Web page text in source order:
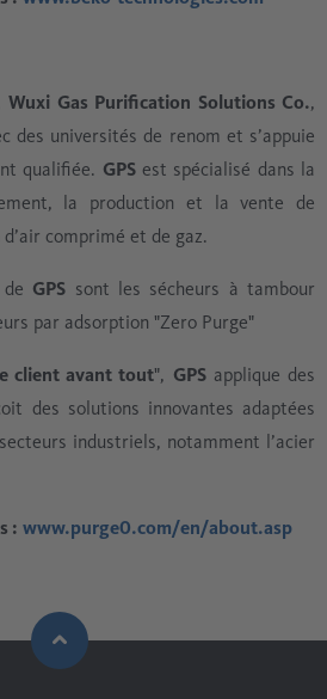
Wuxi Gas Purification Solutions Co.,
des universités de renom et s’appuie
qualifiée. GPSest spécialisé dans la
la production et la vente de
comprimé et de gaz.
GPS sont les sécheurs à tambour
par adsorption "Zero Purge"
client avant tout", GPSapplique des
des solutions innovantes adaptées
industriels, notamment l’acier
: www.purge0.com/en/about.asp